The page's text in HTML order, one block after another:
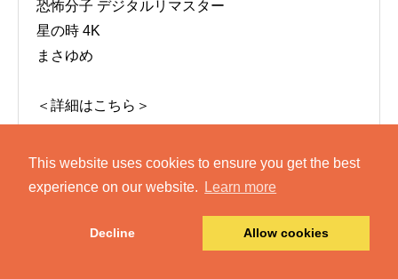
This website uses cookies to ensure you get the best
experience on our website.
Learn more
Decline Allow cookies
恐怖分子 デジタルリマスター
星の時 4K
まさゆめ
＜詳細はこちら＞